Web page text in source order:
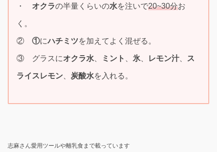
・ オクラの半量くらいの水を注いで20~30分お
く。
② ①にハチミツを加えてよく混ぜる。
③ グラスにオクラ水 ミント 氷 レモン汁、 ス
ライスレモン 炭酸水を入れる。
志麻さん愛用ツールや離乳食まで載っています